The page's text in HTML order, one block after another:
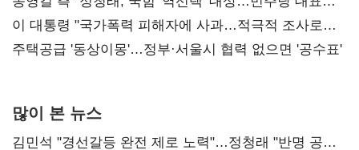
총선 지휘 못해"
이 대통령 "국가폭력 피해자에 사과…적극적 조사로
진실 밝혀야"
주택공급 '동상이몽'…정부·서울시 협력 없으면 '공수표'
많이 본 뉴스
김민석 "경선갈등 완전 제로 노력"…정청래 "반명 공세